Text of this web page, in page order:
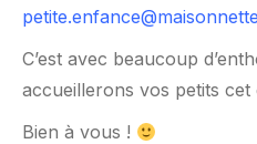
C’est avec beaucoup
accueillerons vos petits cet
Bien à vous !